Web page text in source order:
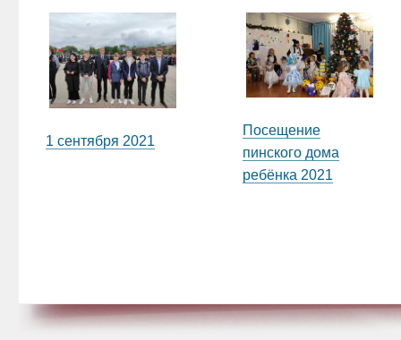
1 сентября 2021
Посещение
пинского дома
ребёнка 2021